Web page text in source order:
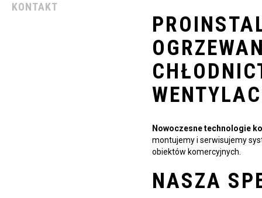
KONTAKT
Nowoczesne technologie
montujemy i serwisujemy
obiektów komercyjnych.
NASZA